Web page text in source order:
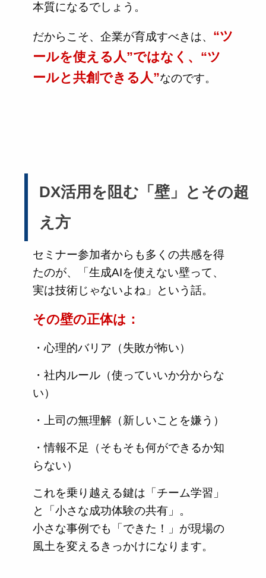
本質になるでしょう。
だからこそ、企業が育成すべきは、 “ツ
ールを使える人”ではなく、“ツ
ールと共創できる人”なのです。
DX活用を阻む「壁」とその超
え方
セミナー参加者からも多くの共感を得
たのが、「生成AIを使えない壁って、
実は技術じゃないよね」という話。
その壁の正体は：
・心理的バリア（失敗が怖い）
・社内ルール（使っていいか分からな
い）
・上司の無理解（新しいことを嫌う）
・情報不足（そもそも何ができるか知
らない）
これを乗り越える鍵は「チーム学習」
と「小さな成功体験の共有」。
小さな事例でも「できた！」が現場の
風土を変えるきっかけになります。